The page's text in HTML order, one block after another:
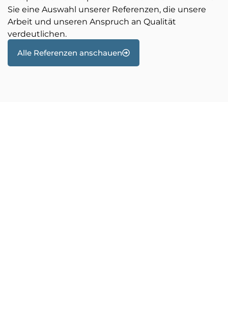
Sie eine Auswahl unserer Referenzen, die unsere
Arbeit und unseren Anspruch an Qualität
verdeutlichen.
Alle Referenzen anschauen